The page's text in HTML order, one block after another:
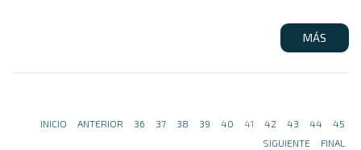
MÁS
INICIO ANTERIOR 36 37 38 39 40 41 42 43 44
45
SIGUIENTE
FINAL